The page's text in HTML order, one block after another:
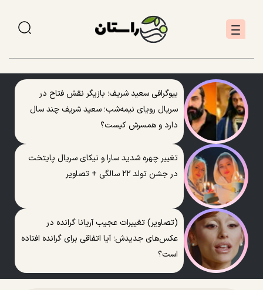
بیوگرافی سعید شریف؛ بازیگر نقش فتاح در
سریال رویای نیمه‌شب؛ سعید شریف چند سال
دارد و همسرش کیست؟
تغییر چهره شدید سارا و نیکای سریال پایتخت
در جشن تولد ۲۲ سالگی + تصاویر
(تصاویر) تغییرات عجیب آریانا گرانده در
عکس‌های جدیدش؛ آیا اتفاقی برای گرانده افتاده
است؟